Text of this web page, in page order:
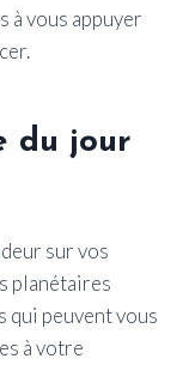
à vous appuyer
du jour
sur vos
planétaires
qui peuvent vous
à votre